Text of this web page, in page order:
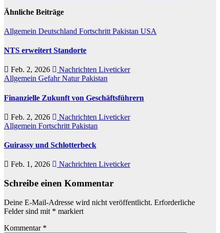
Ähnliche Beiträge
Allgemein Deutschland Fortschritt Pakistan USA
NTS erweitert Standorte
Feb. 2, 2026
Nachrichten Liveticker
Allgemein GefahrNaturPakistan
Finanzielle Zukunft von Geschäftsführern
Feb. 2, 2026
Nachrichten Liveticker
Allgemein Fortschritt Pakistan
Guirassy und Schlotterbeck
Feb. 1, 2026 Nachrichten Liveticker
Schreibe einen Kommentar
Deine E-Mail-Adresse wird nicht veröffentlicht. Erforderliche
Felder sind mit * markiert
Kommentar *